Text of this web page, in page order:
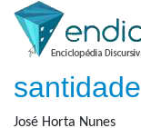
santidade
José Horta Nunes